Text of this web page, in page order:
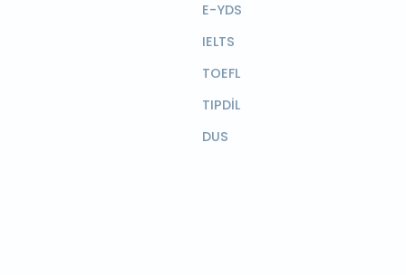
E-YDS
IELTS
TOEFL
TIPDİL
DUS